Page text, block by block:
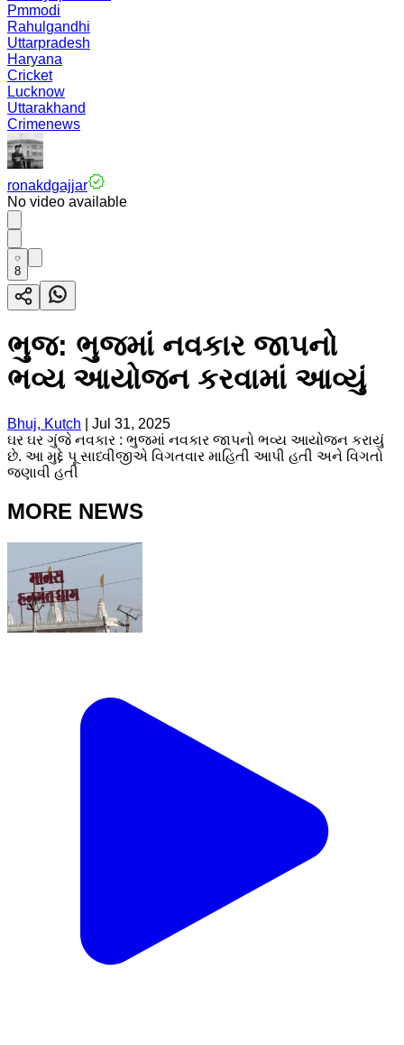
Pmmodi
Rahulgandhi
Uttarpradesh
Haryana
Cricket
Lucknow
Uttarakhand
Crimenews
ronakdgajjar
No video available
8
ભુજ: ભુજમાં નવકાર જાપનો
ભવ્ય આયોજન કરવામાં આવ્યું
Bhuj, Kutch
Jul 31, 2025
ઘર ઘર ગુંજે નવકાર : ભુજમાં નવકાર જાપનો ભવ્ય આયોજન કરાયું
છે. આ મુદ્દે પૂ સાધ્વીજીએ વિગતવાર માહિતી આપી હતી અને વિગતો
જણાવી હતી
MORE NEWS